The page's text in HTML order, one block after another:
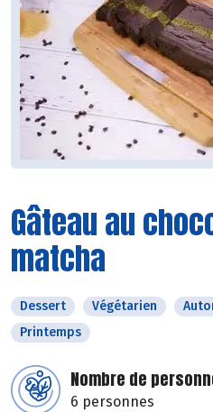
Gâteau au
matcha
Dessert Végétarien
Printemps
Nombre de
6 personnes